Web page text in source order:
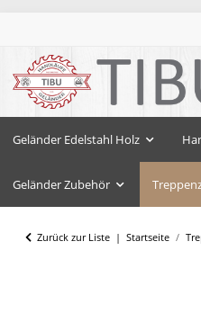
Geländer Edelstahl Holz
Geländer Zubehör
Zurück zur Liste Startseite